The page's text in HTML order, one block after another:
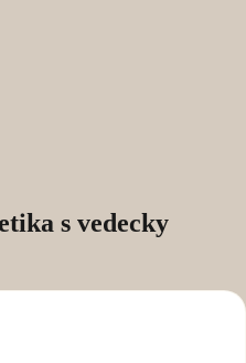
s vedecky